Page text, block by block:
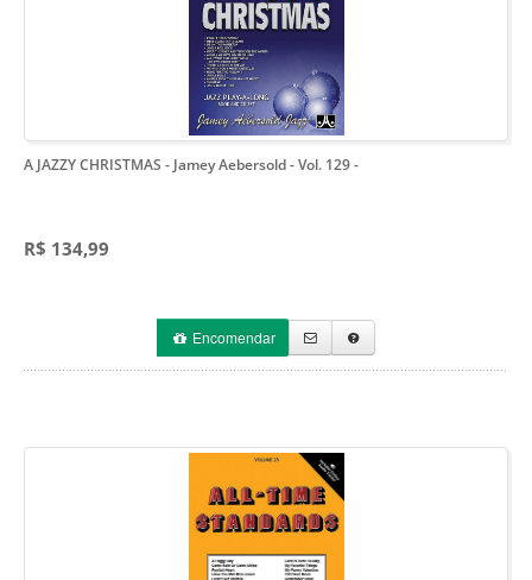
A JAZZY CHRISTMAS - Jamey Aebersold - Vol. 129-
R$ 134,99
Encomendar